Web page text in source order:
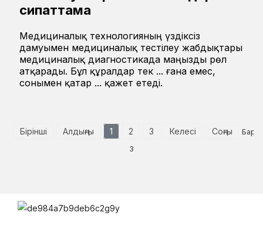
сипаттама
Медициналық технологияның үздіксіз
дамуымен медициналық тестілеу жабдықтары
медициналық диагностикада маңызды рөл
атқарады. Бұл құралдар тек ... ғана емес,
сонымен қатар ... қажет етеді.
Бірінші Алдыңғы 1 2 3 Келесі Соңғы
3